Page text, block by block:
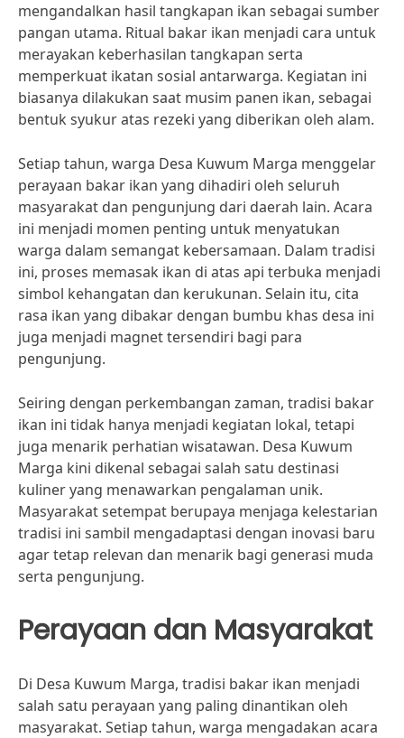
mengandalkan hasil tangkapan ikan sebagai sumber
pangan utama. Ritual bakar ikan menjadi cara untuk
merayakan keberhasilan tangkapan serta
memperkuat ikatan sosial antarwarga. Kegiatan ini
biasanya dilakukan saat musim panen ikan, sebagai
bentuk syukur atas rezeki yang diberikan oleh alam.
Setiap tahun, warga Desa Kuwum Marga menggelar
perayaan bakar ikan yang dihadiri oleh seluruh
masyarakat dan pengunjung dari daerah lain. Acara
ini menjadi momen penting untuk menyatukan
warga dalam semangat kebersamaan. Dalam tradisi
ini, proses memasak ikan di atas api terbuka menjadi
simbol kehangatan dan kerukunan. Selain itu, cita
rasa ikan yang dibakar dengan bumbu khas desa ini
juga menjadi magnet tersendiri bagi para
pengunjung.
Seiring dengan perkembangan zaman, tradisi bakar
ikan ini tidak hanya menjadi kegiatan lokal, tetapi
juga menarik perhatian wisatawan. Desa Kuwum
Marga kini dikenal sebagai salah satu destinasi
kuliner yang menawarkan pengalaman unik.
Masyarakat setempat berupaya menjaga kelestarian
tradisi ini sambil mengadaptasi dengan inovasi baru
agar tetap relevan dan menarik bagi generasi muda
serta pengunjung.
Perayaan dan Masyarakat
Di Desa Kuwum Marga, tradisi bakar ikan menjadi
salah satu perayaan yang paling dinantikan oleh
masyarakat. Setiap tahun, warga mengadakan acara